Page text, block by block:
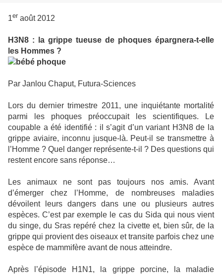
1er août 2012
H3N8 : la grippe tueuse de phoques épargnera-t-elle
les Hommes ?
Par Janlou Chaput, Futura-Sciences
Lors du dernier trimestre 2011, une inquiétante mortalité
parmi les phoques préoccupait les scientifiques. Le
coupable a été identifié : il s’agit d’un variant H3N8 de la
grippe aviaire, inconnu jusque-là. Peut-il se transmettre à
l’Homme ? Quel danger représente-t-il ? Des questions qui
restent encore sans réponse…
Les animaux ne sont pas toujours nos amis. Avant
d’émerger chez l’Homme, de nombreuses maladies
dévoilent leurs dangers dans une ou plusieurs autres
espèces. C’est par exemple le cas du Sida qui nous vient
du singe, du Sras repéré chez la civette et, bien sûr, de la
grippe qui provient des oiseaux et transite parfois chez une
espèce de mammifère avant de nous atteindre.
Après l’épisode H1N1, la grippe porcine, la maladie